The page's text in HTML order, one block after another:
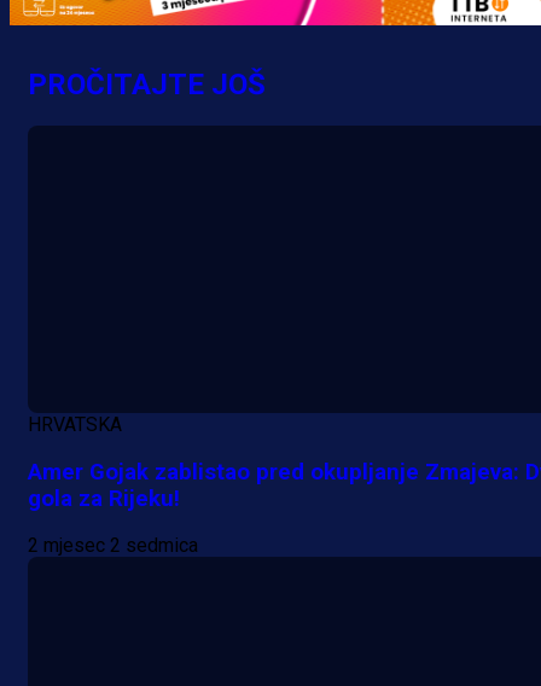
PROČITAJTE JOŠ
HRVATSKA
Amer Gojak zablistao pred okupljanje Zmajeva:
gola za Rijeku!
2 mjesec 2 sedmica